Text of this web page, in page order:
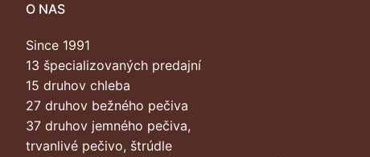
O NAS
Since 1991
13 špecializovaných predajní
15 druhov chleba
27 druhov bežného pečiva
37 druhov jemného pečiva,
trvanlivé pečivo, štrúdle